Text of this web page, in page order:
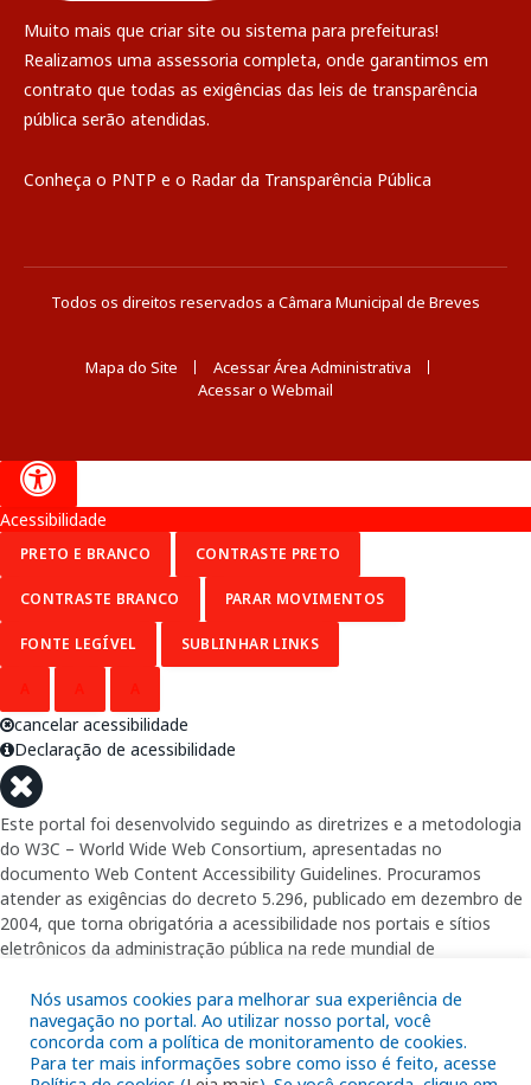
Muito mais que criar site ou sistema para prefeituras!
Realizamos uma assessoria completa, onde garantimos em
contrato que todas as exigências das leis de transparência
pública serão atendidas.
Conheça o PNTP e o Radar da Transparência Pública
Todos os direitos reservados a Câmara Municipal de Breves
Mapa do Site
Acessar Área Administrativa
Acessar o Webmail
Nós usamos cookies para melhorar sua experiência de
navegação no portal. Ao utilizar nosso portal, você
concorda com a política de monitoramento de cookies.
Para ter mais informações sobre como isso é feito, acesse
Acessibilidade
PRETO E BRANCO CONTRASTE PRETO
CONTRASTE BRANCO PARAR MOVIMENTOS
FONTE LEGÍVEL SUBLINHAR LINKS
cancelar acessibilidade
Declaração de acessibilidade
Este portal foi desenvolvido seguindo as diretrizes e a metodologia
do W3C – World Wide Web Consortium, apresentadas no
documento Web Content Accessibility Guidelines. Procuramos
atender as exigências do decreto 5.296, publicado em dezembro de
2004, que torna obrigatória a acessibilidade nos portais e sítios
eletrônicos da administração pública na rede mundial de
garantindo-lhes o pleno acesso aos conteúdos disponíveis.
Além de validações automáticas, foram realizados testes em
diversos navegadores e através do utilitário de acesso a Internet do